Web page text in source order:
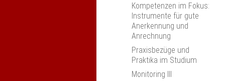
Kompetenzen im Fokus:
Instrumente für gute
Anerkennung und
Anrechnung
Praxisbezüge und
Praktika im Studium
Monitoring III